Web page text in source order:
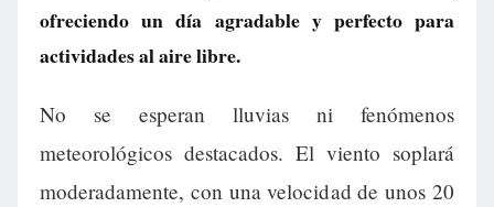
ofreciendo un día agradable y perfecto para
actividades al aire libre.
No se esperan lluvias ni fenómenos
meteorológicos destacados. El viento soplará
moderadamente, con una velocidad de unos 20